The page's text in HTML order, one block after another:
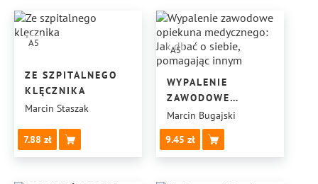
A5
ZE SZPITALNEGO
KLĘCZNIKA
Marcin Staszak
7.88
A5
WYPALENIE
ZAWODOWE
OPIEKUNA
MEDYCZNEGO:
JAK DBAĆ
O SIEBIE,
Marcin Bugajski
9.45